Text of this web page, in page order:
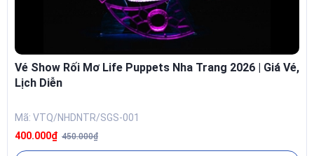
Vé Show Rối Mơ Life Puppets Nha Trang 2026 | Giá Vé,
Lịch Diễn
Mã: VTQ/NHDNTR/SGS-001
400.000₫ 450.000₫